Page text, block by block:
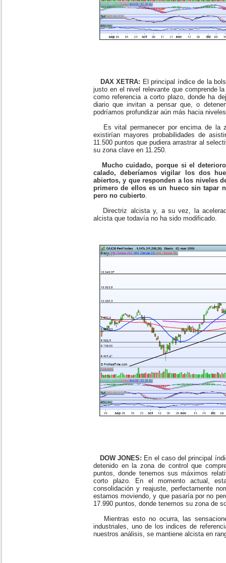
DAX XETRA: El principal índice de la
justo en el nivel relevante que comprende
como referencia a corto plazo, donde ha
diario que invitan a pensar que, o
podríamos profundizar aún más hacia
Es vital permanecer por encima de la
existirían mayores probabilidades de
11.500 puntos que pudiera arrastrar al
su zona clave en 11.250.
Mucho cuidado, porque si el
calado, deberíamos vigilar los dos
abiertos, y que responden a los niveles
primero de ellos es un hueco sin tapar
pero no cubierto
Directriz alcista y, a su vez, la
alcista que todavía no ha sido modificado.
DOW JONES: En el caso del principal
detenido en la zona de control que
puntos, donde tenemos sus máximos
corto plazo. En el momento actual,
consolidación y reajuste, perfectamente
estamos moviendo, y que pasaría por no
17.990 puntos, donde tenemos su zona de
Mientras esto no ocurra, las
industriales, uno de los indices de
nuestros análisis, se mantiene alcista en